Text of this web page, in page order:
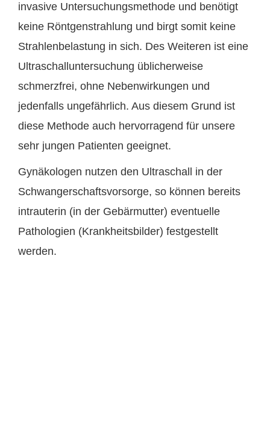
invasive Untersuchungsmethode und benötigt
keine Röntgenstrahlung und birgt somit keine
Strahlenbelastung in sich. Des Weiteren ist eine
Ultraschalluntersuchung üblicherweise
schmerzfrei, ohne Nebenwirkungen und
jedenfalls ungefährlich. Aus diesem Grund ist
diese Methode auch hervorragend für unsere
sehr jungen Patienten geeignet.
Gynäkologen nutzen den Ultraschall in der
Schwangerschaftsvorsorge, so können bereits
intrauterin (in der Gebärmutter) eventuelle
Pathologien (Krankheitsbilder) festgestellt
werden.